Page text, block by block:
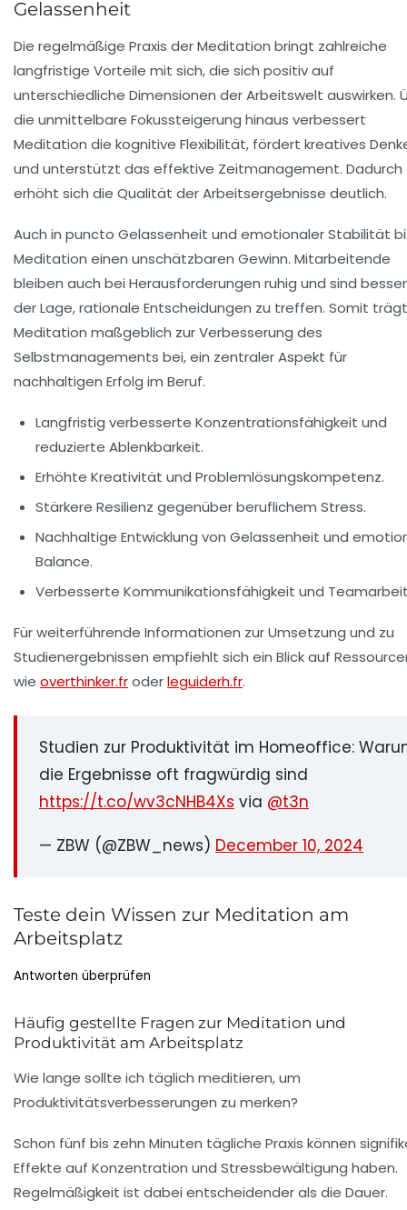
Gelassenheit
Die regelmäßige Praxis der Meditation bringt zahlreiche
langfristige Vorteile mit sich, die sich positiv auf
unterschiedliche Dimensionen der Arbeitswelt auswirken.
die unmittelbare Fokussteigerung hinaus verbessert
Meditation die kognitive Flexibilität, fördert kreatives
und unterstützt das effektive Zeitmanagement. Dadurch
erhöht sich die Qualität der Arbeitsergebnisse deutlich.
Auch in puncto Gelassenheit und emotionaler Stabilität
Meditation einen unschätzbaren Gewinn. Mitarbeitende
bleiben auch bei Herausforderungen ruhig und sind
der Lage, rationale Entscheidungen zu treffen. Somit trägt
Meditation maßgeblich zur Verbesserung des
Selbstmanagements bei, ein zentraler Aspekt für
nachhaltigen Erfolg im Beruf.
Langfristig verbesserte Konzentrationsfähigkeit und
reduzierte Ablenkbarkeit.
Erhöhte Kreativität und Problemlösungskompetenz.
Stärkere Resilienz gegenüber beruflichem Stress.
Nachhaltige Entwicklung von Gelassenheit und
Balance.
Verbesserte Kommunikationsfähigkeit und
Für weiterführende Informationen zur Umsetzung und zu
Studienergebnissen empfiehlt sich ein Blick auf
wie overthinker.froderleguiderh.fr.
Studien zur Produktivität im Homeoffice:
die Ergebnisse oft fragwürdig sind
https://t.co/wv3cNHB4Xs via @t3n
— ZBW (@ZBW_news) December 10, 2024
Teste dein Wissen zur Meditation am
Arbeitsplatz
Antworten überprüfen
Häufig gestellte Fragen zur Meditation und
Produktivität am Arbeitsplatz
Wie lange sollte ich täglich meditieren, um
Produktivitätsverbesserungen zu merken?
Schon fünf bis zehn Minuten tägliche Praxis können
Effekte auf Konzentration und Stressbewältigung haben.
Regelmäßigkeit ist dabei entscheidender als die Dauer.